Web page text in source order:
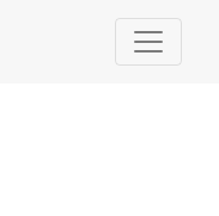
GRADUAÇÃO EM